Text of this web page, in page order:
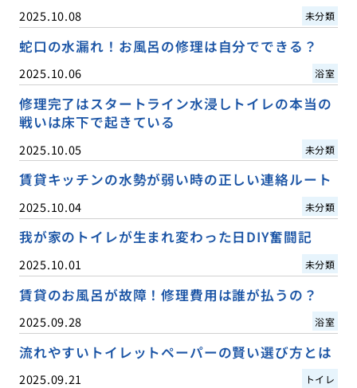
2025.10.08 未分類
蛇口の水漏れ！お風呂の修理は自分でできる？
2025.10.06 浴室
修理完了はスタートライン水浸しトイレの本当の
戦いは床下で起きている
2025.10.05 未分類
賃貸キッチンの水勢が弱い時の正しい連絡ルート
2025.10.04 未分類
我が家のトイレが生まれ変わった日DIY奮闘記
2025.10.01 未分類
賃貸のお風呂が故障！修理費用は誰が払うの？
2025.09.28 浴室
流れやすいトイレットペーパーの賢い選び方とは
2025.09.21 トイレ